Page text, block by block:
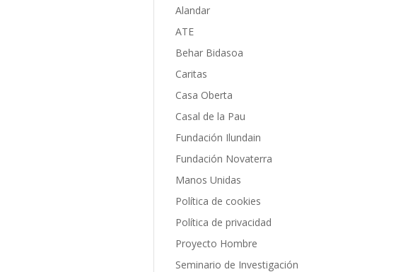
Alandar
ATE
Behar Bidasoa
Caritas
Casa Oberta
Casal de la Pau
Fundación Ilundain
Fundación Novaterra
Manos Unidas
Política de cookies
Política de privacidad
Proyecto Hombre
Seminario de Investigación